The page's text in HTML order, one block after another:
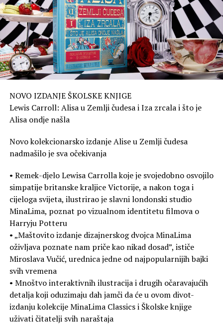
NOVO IZDANJE ŠKOLSKE KNJIGE
Lewis Carroll: Alisa u Zemlji čudesa i Iza zrcala i što je
Alisa ondje našla
Novo kolekcionarsko izdanje Alise u Zemlji čudesa
nadmašilo je sva očekivanja
• Remek-djelo Lewisa Carrolla koje je svojedobno osvojilo
simpatije britanske kraljice Victorije, a nakon toga i
cijeloga svijeta, ilustrirao je slavni londonski studio
MinaLima, poznat po vizualnom identitetu filmova o
Harryju Potteru
• „Maštovito izdanje dizajnerskog dvojca MinaLima
oživljava poznate nam priče kao nikad dosad”, ističe
Miroslava Vučić, urednica jedne od najpopularnijih bajki
svih vremena
• Mnoštvo interaktivnih ilustracija i drugih očaravajućih
detalja koji oduzimaju dah jamči da će u ovom divot-
izdanju kolekcije MinaLima Classics i Školske knjige
uživati čitatelji svih naraštaja